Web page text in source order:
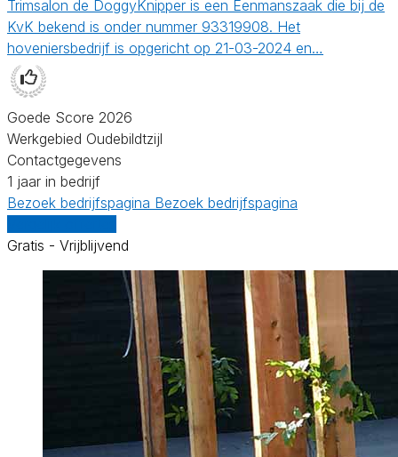
Trimsalon de DoggyKnipper is een Eenmanszaak die bij de
KvK bekend is onder nummer 93319908. Het
hoveniersbedrijf is opgericht op 21-03-2024 en…
Goede Score 2026
Werkgebied Oudebildtzijl
Contactgegevens
1 jaar in bedrijf
Bezoek bedrijfspagina Bezoek bedrijfspagina
Gratis - Vrijblijvend